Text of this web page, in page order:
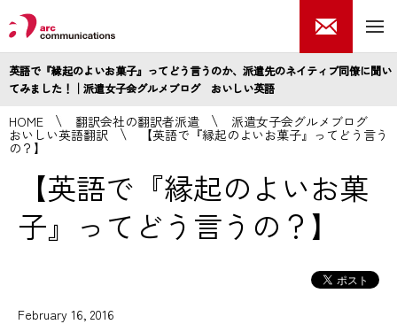
英語で『縁起のよいお菓子』ってどう言うのか、派遣先のネイティブ同僚に聞い
てみました！│派遣女子会グルメブログ おいしい英語
HOME 翻訳会社の翻訳者派遣 派遣女子会グルメブログ
おいしい英語翻訳 【英語で『縁起のよいお菓子』ってどう言う
の？】
【英語で『縁起のよいお菓
子』ってどう言うの？】
February 16, 2016